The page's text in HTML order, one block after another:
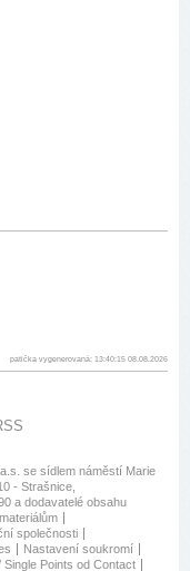
patička vygenerovaná: 13:40:15 08.08.2026
se sídlem náměstí Marie
- Strašnice,
a dodavatelé obsahu
společnosti
Nastavení soukromí
Points od Contact